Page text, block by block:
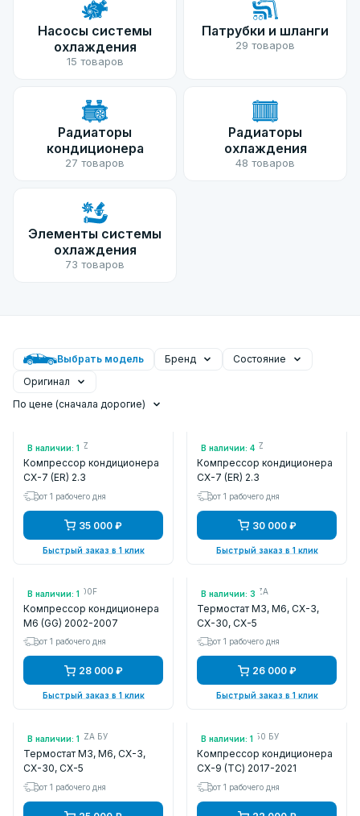
Насосы системы
охлаждения
15 товаров
Патрубки и шланги
29 товаров
Радиаторы
кондиционера
27 товаров
Радиаторы
охлаждения
48 товаров
Элементы системы
охлаждения
73 товаров
Выбрать модель Бренд
Состояние
Оригинал
По цене (сначала дорогие)
В наличии: 1
Арт.: E2Y16145Z
Компрессор кондиционера
CX-7 (ER) 2.3
от 1 рабочего дня
35 000 ₽
Быстрый заказ в 1 клик
В наличии: 4
Арт.: EGY16145Z
Компрессор кондиционера
CX-7 (ER) 2.3
от 1 рабочего дня
30 000 ₽
Быстрый заказ в 1 клик
В наличии: 1
Арт.: GJ6A61K00F
Компрессор кондиционера
M6 (GG) 2002-2007
от 1 рабочего дня
28 000 ₽
Быстрый заказ в 1 клик
В наличии: 3
Арт.: PYFD1516ZA
Термостат M3, M6, CX-3,
CX-30, CX-5
от 1 рабочего дня
26 000 ₽
Быстрый заказ в 1 клик
В наличии: 1
Арт.: PYFD1516ZA БУ
Термостат M3, M6, CX-3,
CX-30, CX-5
от 1 рабочего дня
В наличии: 1
Арт.: TK4861450 БУ
Компрессор кондиционера
CX-9 (TС) 2017-2021
от 1 рабочего дня